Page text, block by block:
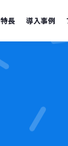
特長 導入事例